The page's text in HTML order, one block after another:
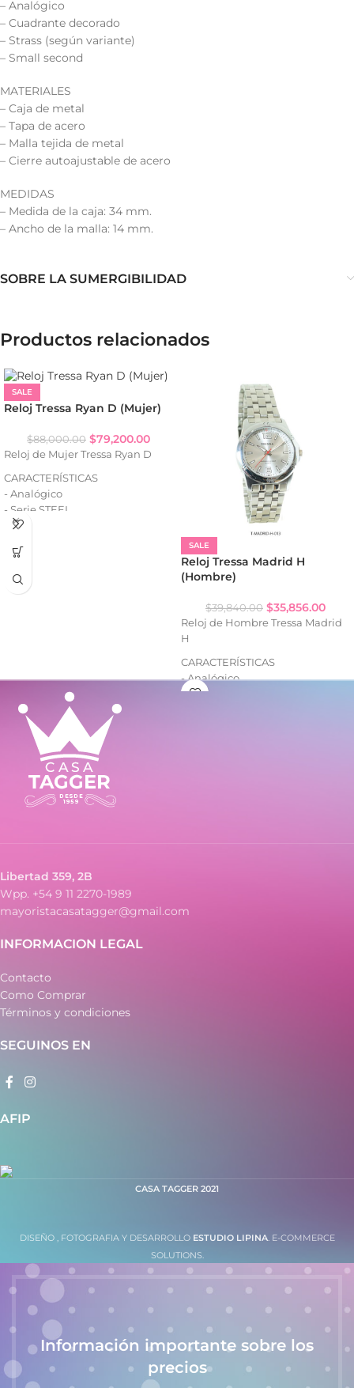
– Analógico
– Cuadrante decorado
– Strass (según variante)
– Small second
MATERIALES
– Caja de metal
– Tapa de acero
– Malla tejida de metal
– Cierre autoajustable de acero
MEDIDAS
– Medida de la caja: 34 mm.
– Ancho de la malla: 14 mm.
SOBRE LA SUMERGIBILIDAD
Productos relacionados
SALE
Reloj Tressa Ryan D (Mujer)
$88,000.00 $79,200.00
Reloj de Mujer Tressa Ryan D
CARACTERÍSTICAS
- Analógico
- Serie STEEL
- Resistencia al agua: WR50
- Calendario
- Caja de acero
- Malla de acero
SALE
Reloj Tressa Madrid H
(Hombre)
$39,840.00 $35,856.00
Reloj de Hombre Tressa Madrid
H
CARACTERÍSTICAS
- Analógico
- Resistencia al agua: WR
Libertad 359, 2B
Wpp. +54 9 11 2270-1989
mayoristacasatagger@gmail.com
INFORMACION LEGAL
Contacto
Como Comprar
Términos y condiciones
SEGUINOS EN
AFIP
CASA TAGGER 2021
DISEÑO , FOTOGRAFIA Y DESARROLLO ESTUDIO LIPINA. E-COMMERCE
SOLUTIONS.
Información importante sobre los
precios